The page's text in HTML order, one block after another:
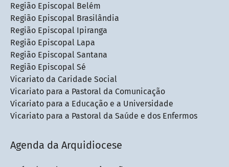
Região Episcopal Belém
Região Episcopal Brasilândia
Região Episcopal Ipiranga
Região Episcopal Lapa
Região Episcopal Santana
Região Episcopal Sé
Vicariato da Caridade Social
Vicariato para a Pastoral da Comunicação
Vicariato para a Educação e a Universidade
Vicariato para a Pastoral da Saúde e dos Enfermos
Agenda da Arquidiocese